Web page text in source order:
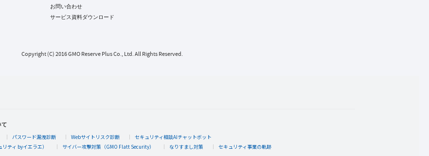
お問い合わせ
サービス資料ダウンロード
Copyright (C) 2016 GMO Reserve Plus Co., Ltd. All Rights Reserved.
パスワード漏洩診断 Webサイトリスク診断
セキュリティ相談AIチャットボット
ティ byイエラエ） サイバー攻撃対策（GMO Flatt Security） なりすまし対策 セキュリティ事業の軌跡